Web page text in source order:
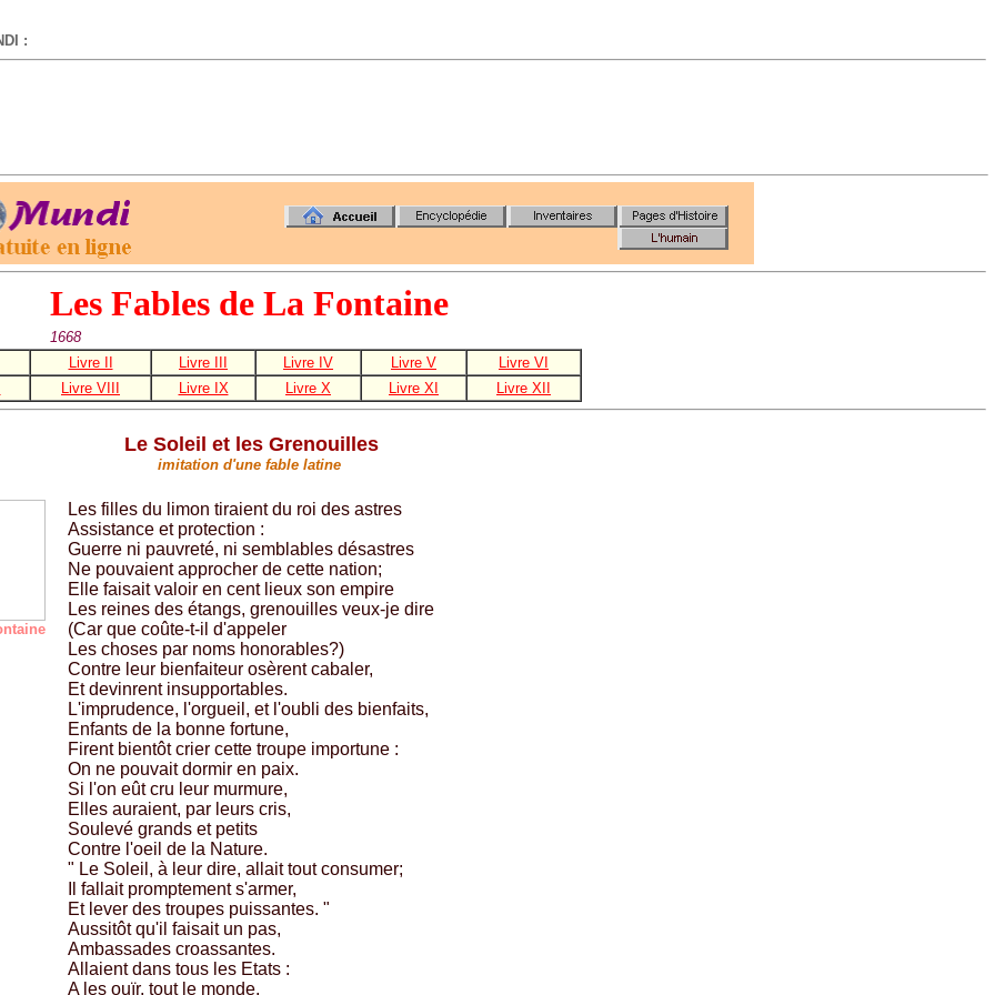
:
Les Fables de La Fontaine
1668
Livre II
Livre III Livre IV Livre V
Livre VI
Livre VIII Livre IX Livre X Livre XI Livre XII
Le Soleil et les Grenouilles
imitation d'une fable latine
Les filles du limon tiraient du roi des astres
Assistance et protection :
Guerre ni pauvreté, ni semblables désastres
Ne pouvaient approcher de cette nation;
Elle faisait valoir en cent lieux son empire
Les reines des étangs, grenouilles veux-je dire
(Car que coûte-t-il d'appeler
Les choses par noms honorables?)
Contre leur bienfaiteur osèrent cabaler,
Et devinrent insupportables.
L'imprudence, l'orgueil, et l'oubli des bienfaits,
Enfants de la bonne fortune,
Firent bientôt crier cette troupe importune :
On ne pouvait dormir en paix.
Si l'on eût cru leur murmure,
Elles auraient, par leurs cris,
Soulevé grands et petits
Contre l'oeil de la Nature.
" Le Soleil, à leur dire, allait tout consumer;
Il fallait promptement s'armer,
Et lever des troupes puissantes. "
Aussitôt qu'il faisait un pas,
Ambassades croassantes.
Allaient dans tous les Etats :
A les ouïr, tout le monde,